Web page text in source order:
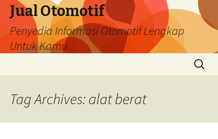
Jual Otomotif
Penyedia Informasi Otomotif Lengkap
Untuk Kamu
Search
for:
Tag Archives: alat berat